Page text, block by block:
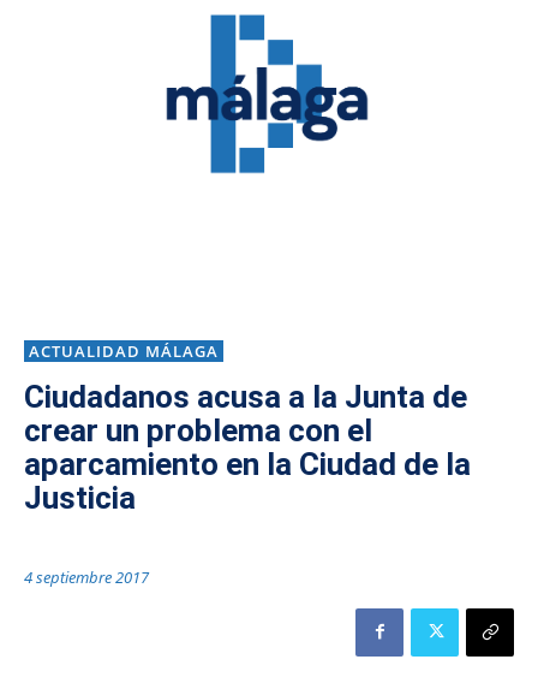
ACTUALIDAD MÁLAGA
Ciudadanos acusa a la Junta de
crear un problema con el
aparcamiento en la Ciudad de la
Justicia
4 septiembre 2017